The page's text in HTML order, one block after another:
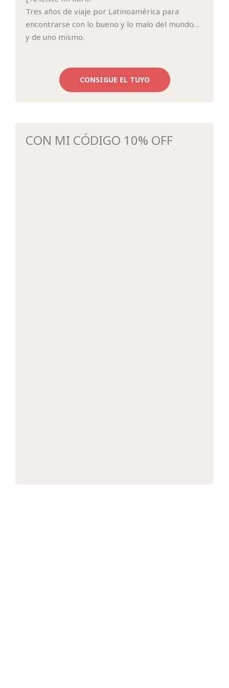
Tres años de viaje por Latinoamérica para
encontrarse con lo bueno y lo malo del mundo…
y de uno mismo.
CONSIGUE EL TUYO
CON MI CÓDIGO 10% OFF